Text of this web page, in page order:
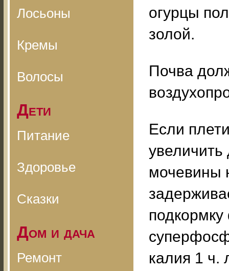
Лосьоны
Кремы
Волосы
Дети
Питание
Здоровье
Сказки
Дом и дача
Ремонт
огурцы
золой.
Почва
Если
увеличить
мочевины
калия 1